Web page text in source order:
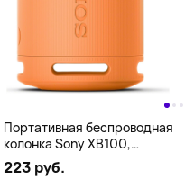
Портативная беспроводная
колонка Sony XB100,
оранжевый
223 руб.